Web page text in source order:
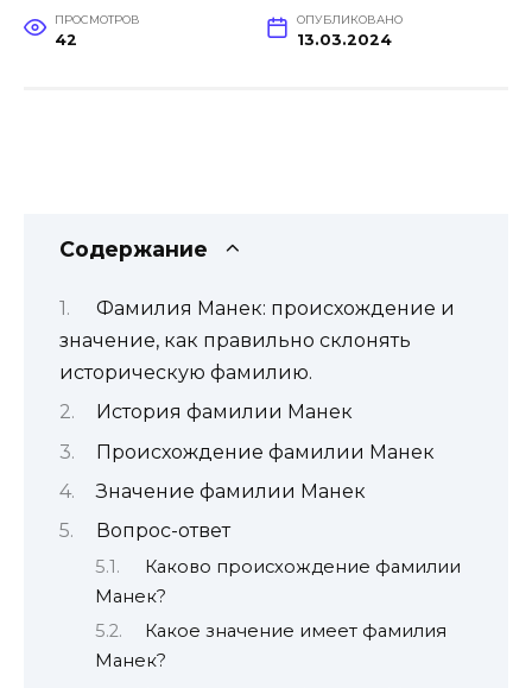
ПРОСМОТРОВ
42
ОПУБЛИКОВАНО
13.03.2024
Содержание
Фамилия Манек: происхождение и
значение, как правильно склонять
историческую фамилию.
История фамилии Манек
Происхождение фамилии Манек
Значение фамилии Манек
Вопрос-ответ
Каково происхождение фамилии
Манек?
Какое значение имеет фамилия
Манек?